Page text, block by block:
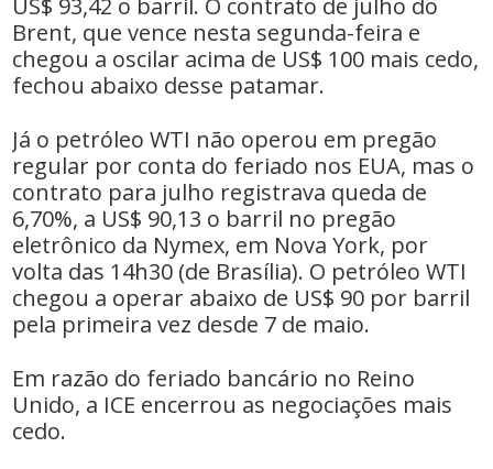
US$ 93,42 o barril. O contrato de julho do
Brent, que vence nesta segunda-feira e
chegou a oscilar acima de US$ 100 mais cedo,
fechou abaixo desse patamar.
Já o petróleo WTI não operou em pregão
regular por conta do feriado nos EUA, mas o
contrato para julho registrava queda de
6,70%, a US$ 90,13 o barril no pregão
eletrônico da Nymex, em Nova York, por
volta das 14h30 (de Brasília). O petróleo WTI
chegou a operar abaixo de US$ 90 por barril
pela primeira vez desde 7 de maio.
Em razão do feriado bancário no Reino
Unido, a ICE encerrou as negociações mais
cedo.